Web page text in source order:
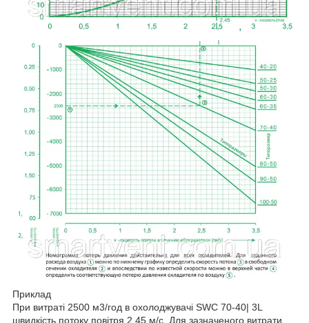
Приклад
При витраті 2500 м3/год в охолоджувачі SWC 70-40| 3L
швидкість потоку повітря 2,45 м/с. Для зазначеного витрати